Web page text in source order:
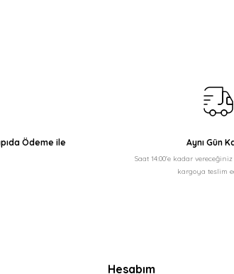
Ödeme ile
Aynı Gün
Saat 14:00'e kadar
kargoya teslim
Hesabım